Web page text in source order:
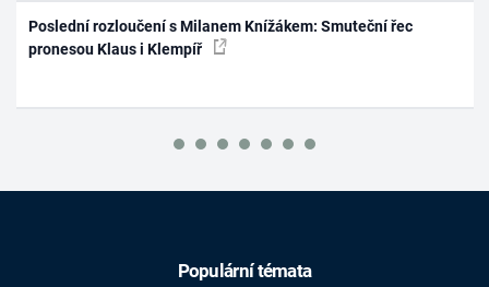
Poslední rozloučení s Milanem Knížákem: Smuteční řec
pronesou Klaus i Klempíř
Populární témata